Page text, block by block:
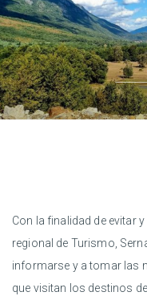
Con la finalidad de evitar
regional de Turismo,
informarse y a tomar las
que visitan los destinos